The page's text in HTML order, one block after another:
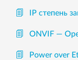
IP степень
ONVIF —
Power over